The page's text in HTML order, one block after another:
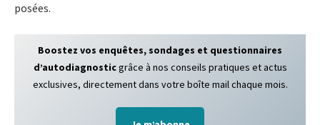
posées.
Boostez vos enquêtes, sondages et questionnaires
d’autodiagnosticgrâce à nos conseils pratiques et actus
exclusives, directement dans votre boîte mail chaque mois.